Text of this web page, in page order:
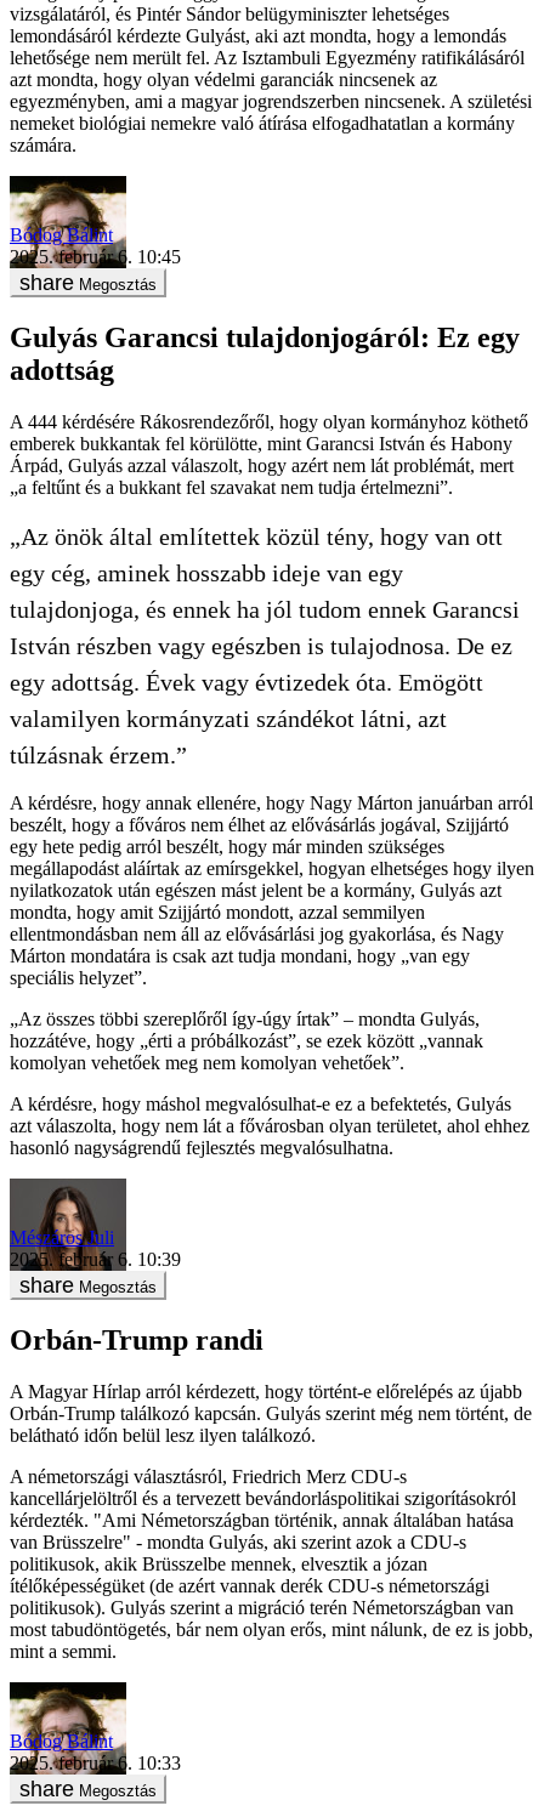
vizsgálatáról, és Pintér Sándor belügyminiszter lehetséges
lemondásáról kérdezte Gulyást, aki azt mondta, hogy a lemondás
lehetősége nem merült fel. Az Isztambuli Egyezmény ratifikálásáról
azt mondta, hogy olyan védelmi garanciák nincsenek az
egyezményben, ami a magyar jogrendszerben nincsenek. A születési
nemeket biológiai nemekre való átírása elfogadhatatlan a kormány
számára.
Bódog Bálint
2025. február 6. 10:45
Megosztás
Gulyás Garancsi tulajdonjogáról: Ez egy
adottság
A 444 kérdésére Rákosrendezőről, hogy olyan kormányhoz köthető
emberek bukkantak fel körülötte, mint Garancsi István és Habony
Árpád, Gulyás azzal válaszolt, hogy azért nem lát problémát, mert
„a feltűnt és a bukkant fel szavakat nem tudja értelmezni”.
„Az önök által említettek közül tény, hogy van ott
egy cég, aminek hosszabb ideje van egy
tulajdonjoga, és ennek ha jól tudom ennek Garancsi
István részben vagy egészben is tulajodnosa. De ez
egy adottság. Évek vagy évtizedek óta. Emögött
valamilyen kormányzati szándékot látni, azt
túlzásnak érzem.”
A kérdésre, hogy annak ellenére, hogy Nagy Márton januárban arról
beszélt, hogy a főváros nem élhet az elővásárlás jogával, Szijjártó
egy hete pedig arról beszélt, hogy már minden szükséges
megállapodást aláírtak az emírsgekkel, hogyan elhetséges hogy ilyen
nyilatkozatok után egészen mást jelent be a kormány, Gulyás azt
mondta, hogy amit Szijjártó mondott, azzal semmilyen
ellentmondásban nem áll az elővásárlási jog gyakorlása, és Nagy
Márton mondatára is csak azt tudja mondani, hogy „van egy
speciális helyzet”.
„Az összes többi szereplőről így-úgy írtak” – mondta Gulyás,
hozzátéve, hogy „érti a próbálkozást”, se ezek között „vannak
komolyan vehetőek meg nem komolyan vehetőek”.
A kérdésre, hogy máshol megvalósulhat-e ez a befektetés, Gulyás
azt válaszolta, hogy nem lát a fővárosban olyan területet, ahol ehhez
hasonló nagyságrendű fejlesztés megvalósulhatna.
Mészáros Juli
2025. február 6. 10:39
Megosztás
Orbán-Trump randi
A Magyar Hírlap arról kérdezett, hogy történt-e előrelépés az újabb
Orbán-Trump találkozó kapcsán. Gulyás szerint még nem történt, de
belátható időn belül lesz ilyen találkozó.
A németországi választásról, Friedrich Merz CDU-s
kancellárjelöltről és a tervezett bevándorláspolitikai szigorításokról
kérdezték. "Ami Németországban történik, annak általában hatása
van Brüsszelre" - mondta Gulyás, aki szerint azok a CDU-s
politikusok, akik Brüsszelbe mennek, elvesztik a józan
ítélőképességüket (de azért vannak derék CDU-s németországi
politikusok). Gulyás szerint a migráció terén Németországban van
most tabudöntögetés, bár nem olyan erős, mint nálunk, de ez is jobb,
mint a semmi.
Bódog Bálint
2025. február 6. 10:33
Megosztás